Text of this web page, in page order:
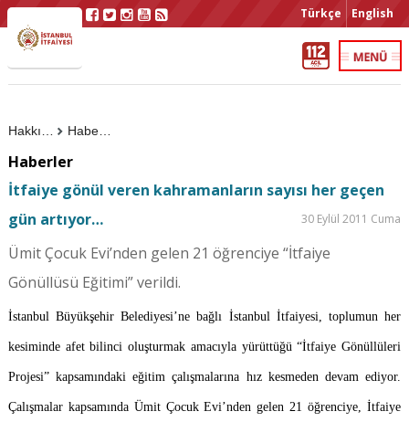
Türkçe English
Haberler
Haberler
İtfaiye gönül veren kahramanların sayısı her geçen
gün artıyor…
30 Eylül 2011 Cuma
Ümit Çocuk Evi’nden gelen 21 öğrenciye “İtfaiye
Gönüllüsü Eğitimi” verildi.
İstanbul Büyükşehir Belediyesi’ne bağlı İstanbul İtfaiyesi, toplumun her
kesiminde afet bilinci oluşturmak amacıyla yürüttüğü “İtfaiye Gönüllüleri
Projesi” kapsamındaki eğitim çalışmalarına hız kesmeden devam ediyor.
Çalışmalar kapsamında Ümit Çocuk Evi’nden gelen 21 öğrenciye, İtfaiye